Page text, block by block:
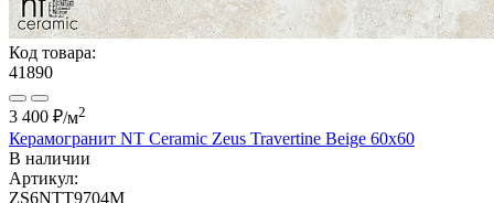
Код товара:
41890
3 400 ₽/м2
Керамогранит NT Ceramic Zeus Travertine Beige 60x60
В наличии
Артикул:
ZS6NTT9704M